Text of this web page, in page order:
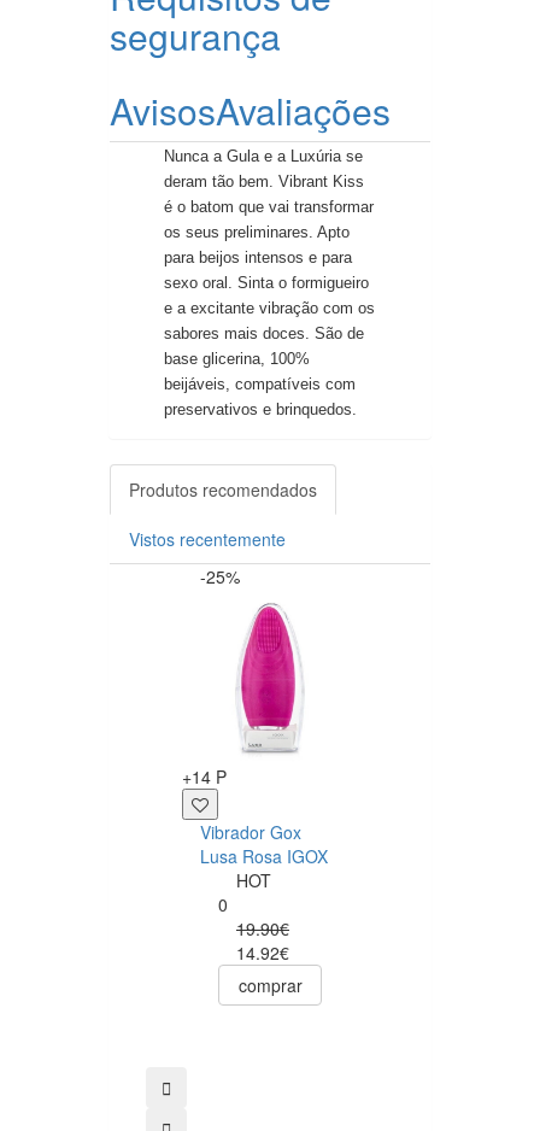
segurança
AvisosAvaliações
Nunca a Gula e a Luxúria se
deram tão bem. Vibrant Kiss
é o batom que vai transformar
os seus preliminares. Apto
para beijos intensos e para
sexo oral. Sinta o formigueiro
e a excitante vibração com os
sabores mais doces. São de
base glicerina, 100%
beijáveis, compatíveis com
preservativos e brinquedos.
Produtos recomendados
Vistos recentemente
-25%
+14 P
Vibrador Gox
Lusa Rosa IGOX
HOT
0
19.90€
14.92€
comprar